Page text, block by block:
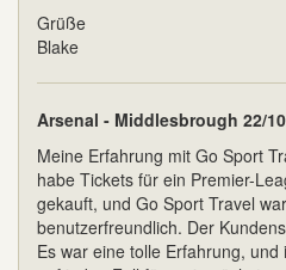
Grüße
Blake
Arsenal - Middlesbrough 22/
Meine Erfahrung mit Go Sport
habe Tickets für ein Premier-
gekauft, und Go Sport Travel
benutzerfreundlich. Der
Es war eine tolle Erfahrung,